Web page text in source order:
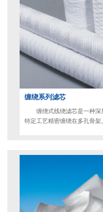
工厂在注重科技投入的同时
已通过ISO9001-2000质量
质量保证体系。由于我厂产
良好，多次被评为“重合同
会评定为“企业资信等级
管理机制，好的检测设施
产品出厂得到了可靠的保证。
我公司长期与以下单位合作
石油兰州石化公司、中石油
石化、陕西延长石油公司、
份有限公司、四川德胜集团
司、永城龙宇煤化工、新
缠绕系列滤芯
缠绕式线绕滤芯是一种
特定工艺精密缠绕在多孔骨